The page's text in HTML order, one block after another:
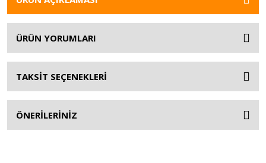
ÜRÜN YORUMLARI
TAKSİT SEÇENEKLERİ
ÖNERİLERİNİZ